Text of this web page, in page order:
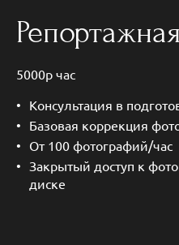
5000р час
Консультация в
Базовая коррекция
От 100 фотографий/час
Закрытый доступ к
диске